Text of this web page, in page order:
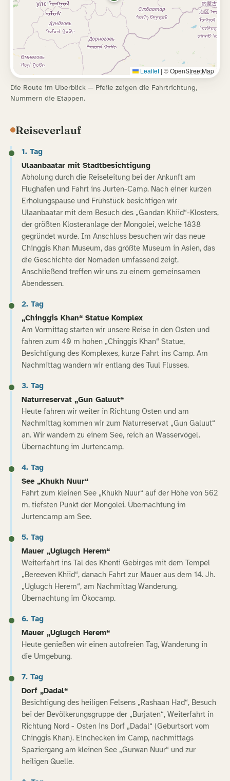
Leaflet | © OpenStreetMap
Die Route im Überblick — Pfeile zeigen die Fahrtrichtung,
Nummern die Etappen.
Reiseverlauf
1. Tag
Ulaanbaatar mit Stadtbesichtigung
Abholung durch die Reiseleitung bei der Ankunft am
Flughafen und Fahrt ins Jurten-Camp. Nach einer kurzen
Erholungspause und Frühstück besichtigen wir
Ulaanbaatar mit dem Besuch des „Gandan Khiid“-Klosters,
der größten Klosteranlage der Mongolei, welche 1838
gegründet wurde. Im Anschluss besuchen wir das neue
Chinggis Khan Museum, das größte Museum in Asien, das
die Geschichte der Nomaden umfassend zeigt.
Anschließend treffen wir uns zu einem gemeinsamen
Abendessen.
2. Tag
„Chinggis Khan“ Statue Komplex
Am Vormittag starten wir unsere Reise in den Osten und
fahren zum 40 m hohen „Chinggis Khan“ Statue,
Besichtigung des Komplexes, kurze Fahrt ins Camp. Am
Nachmittag wandern wir entlang des Tuul Flusses.
3. Tag
Naturreservat „Gun Galuut“
Heute fahren wir weiter in Richtung Osten und am
Nachmittag kommen wir zum Naturreservat „Gun Galuut“
an. Wir wandern zu einem See, reich an Wasservögel.
Übernachtung im Jurtencamp.
4. Tag
See „Khukh Nuur“
Fahrt zum kleinen See „Khukh Nuur“ auf der Höhe von 562
m, tiefsten Punkt der Mongolei. Übernachtung im
Jurtencamp am See.
5. Tag
Mauer „Uglugch Herem“
Weiterfahrt ins Tal des Khenti Gebirges mit dem Tempel
„Bereeven Khiid“, danach Fahrt zur Mauer aus dem 14. Jh.
„Uglugch Herem“, am Nachmittag Wanderung,
Übernachtung im Ökocamp.
6. Tag
Mauer „Uglugch Herem“
Heute genießen wir einen autofreien Tag, Wanderung in
die Umgebung.
7. Tag
Dorf „Dadal“
Besichtigung des heiligen Felsens „Rashaan Had“, Besuch
bei der Bevölkerungsgruppe der „Burjaten“, Weiterfahrt in
Richtung Nord - Osten ins Dorf „Dadal“ (Geburtsort vom
Chinggis Khan). Einchecken im Camp, nachmittags
Spaziergang am kleinen See „Gurwan Nuur“ und zur
heiligen Quelle.